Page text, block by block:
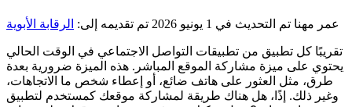
عمر مهنا تم التحديث في 1 يونيو 2026 تم تقديمه إلى: الرقابة الأبوية
تقريبًا كل تطبيق من تطبيقات التواصل الاجتماعي في الوقت الحالي
يحتوي على ميزة مشاركة الموقع المباشر. هذه الميزة ضرورية بعدة
طرق، مثل العثور على هاتف ضائع، أو إعطاء شخص ما الاتجاهات،
وغير ذلك. إذًا، هل هناك طريقة لمشاركة موقعك كمستخدم لتطبيق